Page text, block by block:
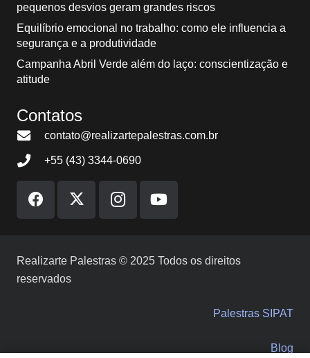
pequenos desvios geram grandes riscos
Equilíbrio emocional no trabalho: como ele influencia a
segurança e a produtividade
Campanha Abril Verde além do laço: conscientização e
atitude
Contatos
contato@realizartepalestras.com.br
+55 (43) 3344-0690
Realizarte Palestras © 2025 Todos os direitos
reservados
Palestras SIPAT
Blog